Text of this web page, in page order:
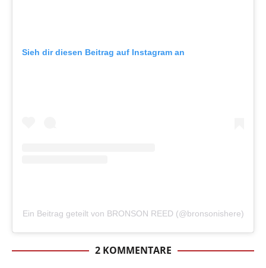
Sieh dir diesen Beitrag auf Instagram an
Ein Beitrag geteilt von BRONSON REED (@bronsonishere)
2 KOMMENTARE